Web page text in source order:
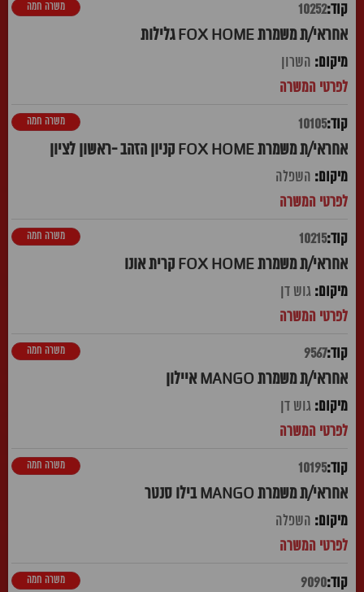
10252
אחראי/ת משמרת FOX HOME גלילות
משרה חמה
השרון
10105
אחראי/ת משמרת FOX HOME קניון הזהב -ראשון לציון
משרה חמה
השפלה
10215
אחראי/ת משמרת FOX HOME קרית אונו
משרה חמה
גוש דן
9567
אחראי/ת משמרת MANGO איילון
משרה חמה
גוש דן
10195
אחראי/ת משמרת MANGO בילו סנטר
משרה חמה
השפלה
9090 משרה חמה